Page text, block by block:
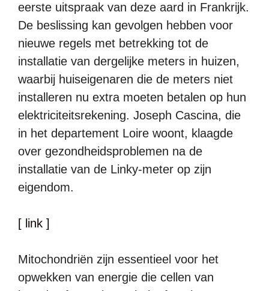
eerste uitspraak van deze aard in Frankrijk.
De beslissing kan gevolgen hebben voor
nieuwe regels met betrekking tot de
installatie van dergelijke meters in huizen,
waarbij huiseigenaren die de meters niet
installeren nu extra moeten betalen op hun
elektriciteitsrekening. Joseph Cascina, die
in het departement Loire woont, klaagde
over gezondheidsproblemen na de
installatie van de Linky-meter op zijn
eigendom.
[ link ]
Mitochondriën zijn essentieel voor het
opwekken van energie die cellen van